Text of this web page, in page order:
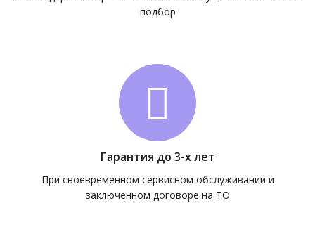
подбор
Гарантия до 3-х лет
При своевременном сервисном обслуживании и
заключенном договоре на ТО